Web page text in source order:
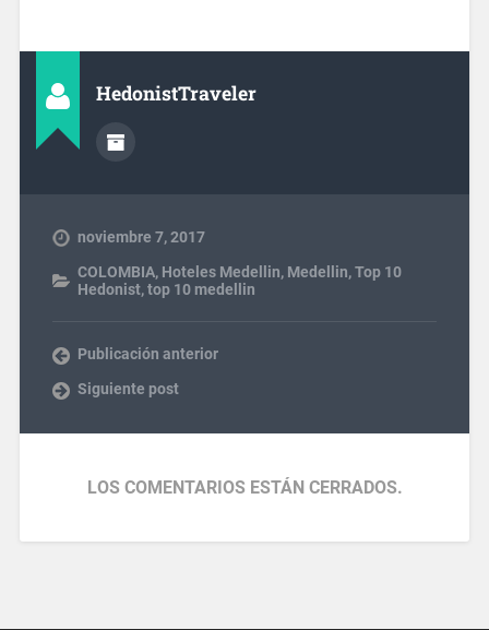
HedonistTraveler
noviembre 7, 2017
COLOMBIA, Hoteles Medellin, Medellin,Top 10
Hedonist,top 10 medellin
Publicación anterior
Siguiente post
LOS COMENTARIOS ESTÁN CERRADOS.